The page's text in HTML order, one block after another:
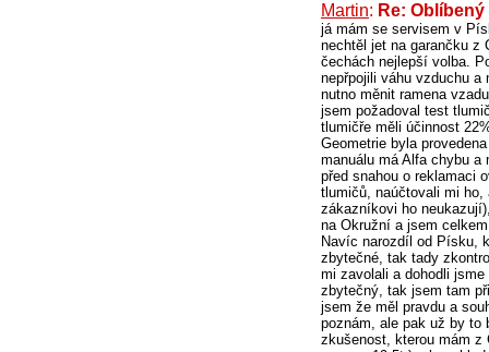
Martin: Re:
já mám se servisem v
nechtěl jet na garančku z
čechách nejlepší volba.
nepřpojili váhu vzduchu
nutno měnit ramena
jsem požadoval test
tlumičře měli účinnost
Geometrie byla
manuálu má Alfa chybu a
před snahou o reklamaci
tlumičů, naúčtovali mi ho,
zákazníkovi ho
na Okružní a jsem
Navíc narozdíl od Písku,
zbytečné, tak tady
mi zavolali a dohodli
zbytečný, tak jsem tam
jsem že měl pravdu a
poznám, ale pak už by to
zkušenost, kterou mám z